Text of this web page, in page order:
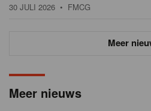
Meer nieuws
30 JULI 2026 • FMCG
Meer